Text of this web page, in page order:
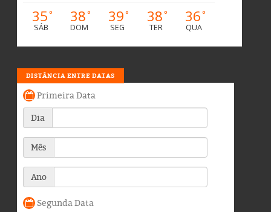
35°
SÁB
38°
DOM
39°
SEG
38°
TER
36°
QUA
DISTÂNCIA ENTRE DATAS